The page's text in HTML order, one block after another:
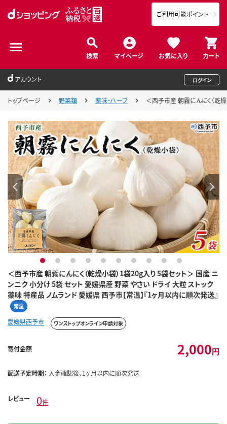
検索 マイページ お気に入り カート
ご利用可能ポイント
アカウント ログイン
トップページ 野菜類 薬味・ハーブ ＜西予市産 朝霧にんにく（乾
＜西予市産 朝霧にんにく（乾燥小袋）1袋20g入り 5袋セット＞ 国産 ニ
ンニク 小分け 5袋 セット 愛媛県産 野菜 やさい ドライ 大粒 ストック
薬味 特産品 ノムランド 愛媛県 西予市【常温】『1ヶ月以内に順次発送』
常温
1 2 3 4 5 6 7 8 9 10
愛媛県西予市 ワンストップオンライン申請対象
寄付金額 2,000円
配送予定時期： 入金確認後、1ヶ月以内に順次発送
レビュー 0件